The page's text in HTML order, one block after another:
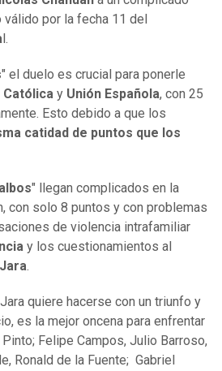
válido por la fecha 11 del
l.
" el duelo es crucial para ponerle
Católica y Unión Española, con 25
Esto debido a que los
catidad de puntos que los
albos" llegan complicados en la
con solo 8 puntos y con problemas
de violencia intrafamiliar
y los cuestionamientos al
.
quiere hacerse con un triunfo y
es la mejor oncena para enfrentar
Felipe Campos, Julio Barroso,
Ronald de la Fuente; Gabriel